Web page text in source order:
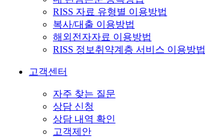
RISS 자료 유형별 이용방법
복사/대출 이용방법
해외전자자료 이용방법
RISS 정보취약계층 서비스 이용방법
고객센터
자주 찾는 질문
상담 신청
상담 내역 확인
고객제안